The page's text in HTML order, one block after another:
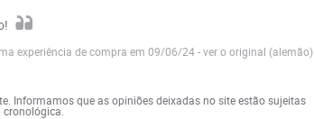
experiência de compra em 09/06/24-ver o original (alemão)
Informamos que as opiniões deixadas no site estão sujeitas